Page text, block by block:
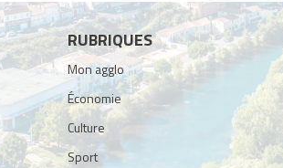
RUBRIQUES
Mon agglo
Économie
Culture
Sport